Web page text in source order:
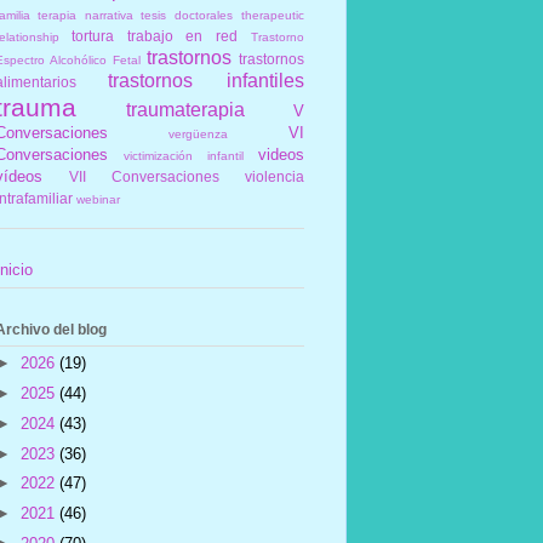
terapia narrativa tesis doctorales
therapeutic
tortura trabajo en red
Trastorno
Alcohólico Fetal trastornos trastornos
trastornos infantiles
traumaterapia
V
vergüenza
VI
victimización infantil
videos
VII Conversaciones
violencia
webinar
del blog
2026 (19)
2025 (44)
2024 (43)
2023 (36)
2022 (47)
2021 (46)